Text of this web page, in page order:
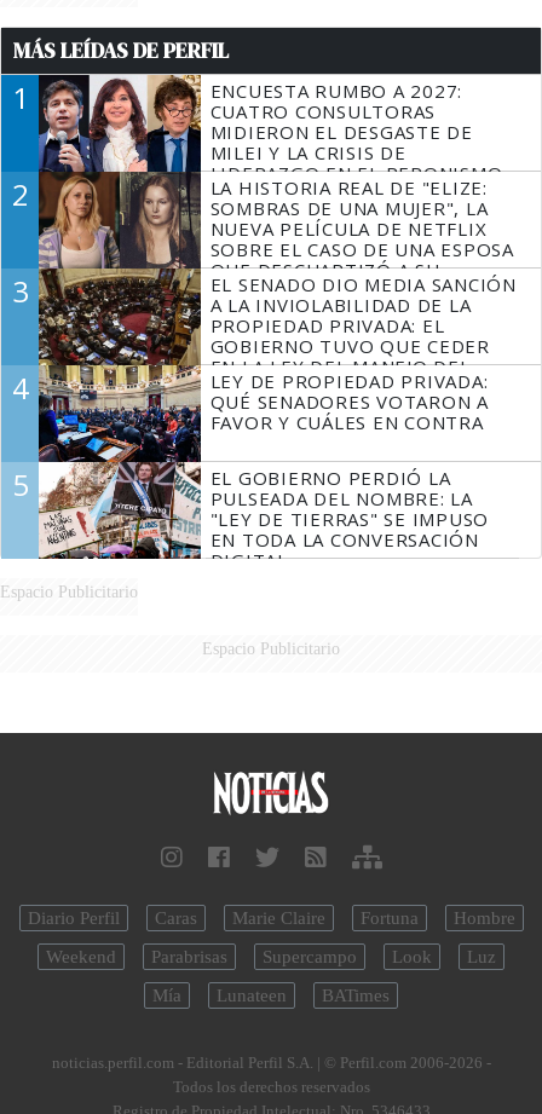
MÁS LEÍDAS DE PERFIL
1
ENCUESTA RUMBO A 2027:
CUATRO CONSULTORAS
MIDIERON EL DESGASTE DE
MILEI Y LA CRISIS DE
LIDERAZGO EN EL PERONISMO
2
LA HISTORIA REAL DE "ELIZE:
SOMBRAS DE UNA MUJER", LA
NUEVA PELÍCULA DE NETFLIX
SOBRE EL CASO DE UNA ESPOSA
QUE DESCUARTIZÓ A SU
MARIDO
3
EL SENADO DIO MEDIA SANCIÓN
A LA INVIOLABILIDAD DE LA
PROPIEDAD PRIVADA: EL
GOBIERNO TUVO QUE CEDER
EN LA LEY DEL MANEJO DEL
FUEGO
4
LEY DE PROPIEDAD PRIVADA:
QUÉ SENADORES VOTARON A
FAVOR Y CUÁLES EN CONTRA
5
EL GOBIERNO PERDIÓ LA
PULSEADA DEL NOMBRE: LA
"LEY DE TIERRAS" SE IMPUSO
EN TODA LA CONVERSACIÓN
DIGITAL
Espacio Publicitario
Espacio Publicitario
Diario Perfil Caras Marie Claire Fortuna
Hombre
Weekend
Parabrisas Supercampo Look
Luz
Mía
Lunateen BATimes
noticias.perfil.com - Editorial Perfil S.A. | © Perfil.com 2006-2026 -
Todos los derechos reservados